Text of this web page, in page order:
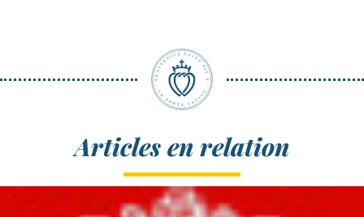
Articles en relation